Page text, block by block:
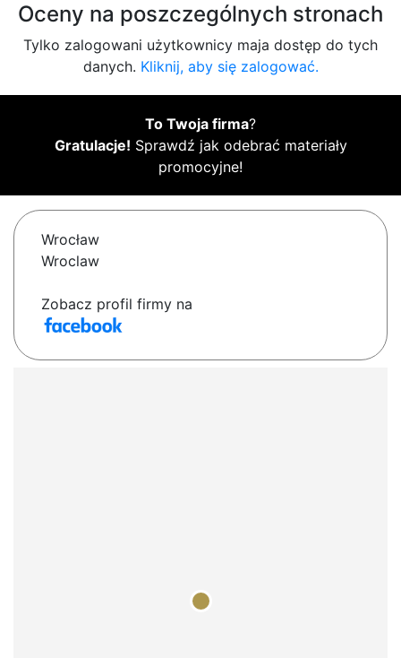
Oceny na poszczególnych stronach
Tylko zalogowani użytkownicy maja dostęp do tych
danych. Kliknij, aby się zalogować.
To Twoja firma?
Gratulacje! Sprawdź jak odebrać materiały
promocyjne!
Wrocław
Wroclaw
Zobacz profil firmy na